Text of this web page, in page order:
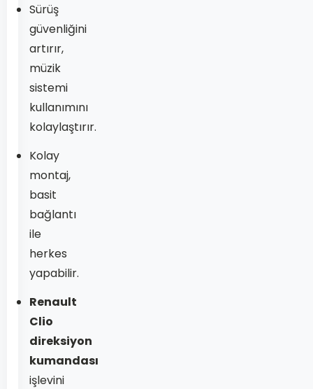
Sürüş
güvenliğini
artırır,
müzik
sistemi
kullanımını
kolaylaştırır.
Kolay
montaj,
basit
bağlantı
ile
herkes
yapabilir.
Renault
Clio
direksiyon
kumandası
işlevini